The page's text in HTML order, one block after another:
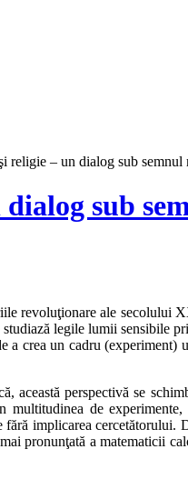
religie – un dialog sub
sub
revoluţionare ale secolului
legile lumii sensibile
a crea un cadru
această perspectivă se
de
implicarea
pronunţată a matematicii